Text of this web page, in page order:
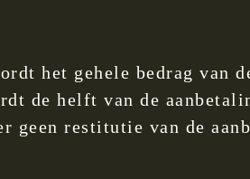
het gehele bedrag van
de helft van de
geen restitutie van de